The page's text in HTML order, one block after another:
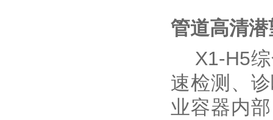
管道高清
X1-H5
速检测、
业容器内